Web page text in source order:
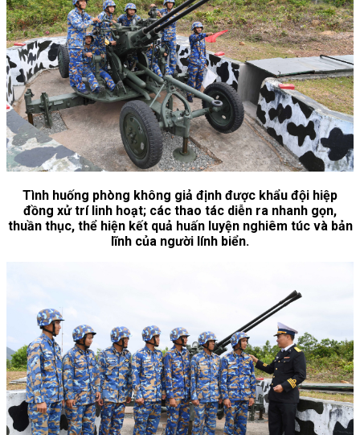
Tình huống phòng không giả định được khẩu đội hiệp
đồng xử trí linh hoạt; các thao tác diễn ra nhanh gọn,
thuần thục, thể hiện kết quả huấn luyện nghiêm túc và bản
lĩnh của người lính biển.